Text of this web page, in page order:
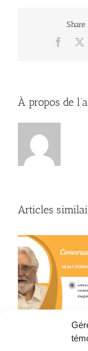
Share
À propos de
Articles
La L-